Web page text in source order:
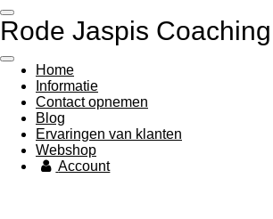
Ga
direct
de
hoofdinhoud
Rode Jaspis Coaching
Home
Informatie
Contact opnemen
Blog
Ervaringen van klanten
Webshop
Account